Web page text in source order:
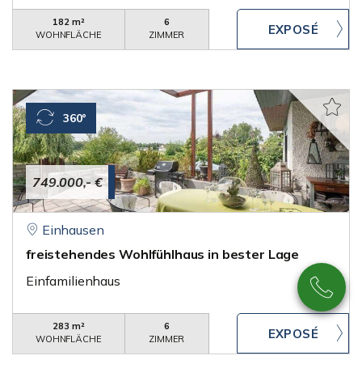
182 m²
WOHNFLÄCHE
6
ZIMMER
749.000,- €
360°
Einhausen
freistehendes Wohlfühlhaus in bester Lage
Einfamilienhaus
283 m²
WOHNFLÄCHE
6
ZIMMER